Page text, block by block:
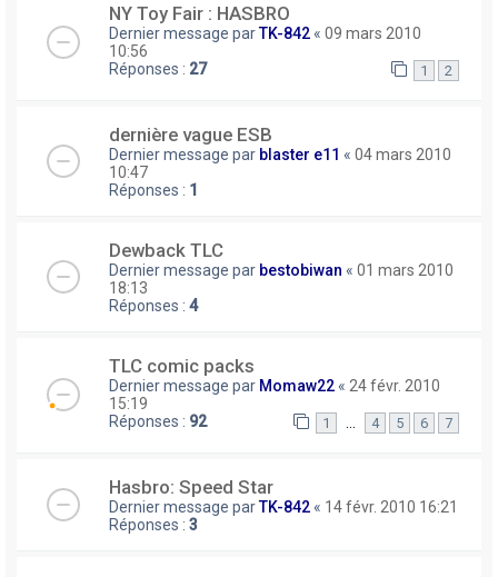
NY Toy Fair : HASBRO
Dernier message parTK-842 « 09 mars 2010
10:56
Réponses : 27 1 2
dernière vague ESB
Dernier message par blaster e11 « 04 mars 2010
10:47
Réponses : 1
Dewback TLC
Dernier message par bestobiwan « 01 mars 2010
18:13
Réponses : 4
TLC comic packs
Dernier message par Momaw22 « 24 févr. 2010
15:19
Réponses : 92 1 … 4 5 6 7
Hasbro: Speed Star
Dernier message parTK-842 « 14 févr. 2010 16:21
Réponses : 3